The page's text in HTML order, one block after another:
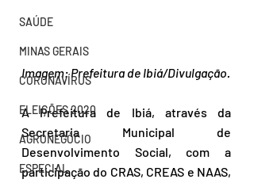
SAÚDE
MINAS GERAIS
CORONAVÍRUS
ELEIÇÕES 2020
AGRONEGÓCIO
ESPECIAL
Imagem: Prefeitura de Ibiá/Divulgação.
A Prefeitura de Ibiá, através da
Secretaria Municipal de
Desenvolvimento Social, com a
participação do CRAS, CREAS e NAAS,